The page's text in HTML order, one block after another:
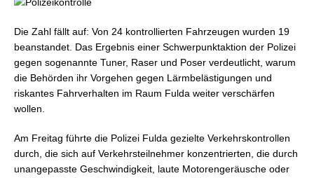
Die Zahl fällt auf: Von 24 kontrollierten Fahrzeugen wurden 19
beanstandet. Das Ergebnis einer Schwerpunktaktion der Polizei
gegen sogenannte Tuner, Raser und Poser verdeutlicht, warum
die Behörden ihr Vorgehen gegen Lärmbelästigungen und
riskantes Fahrverhalten im Raum Fulda weiter verschärfen
wollen.
Am Freitag führte die Polizei Fulda gezielte Verkehrskontrollen
durch, die sich auf Verkehrsteilnehmer konzentrierten, die durch
unangepasste Geschwindigkeit, laute Motorengeräusche oder